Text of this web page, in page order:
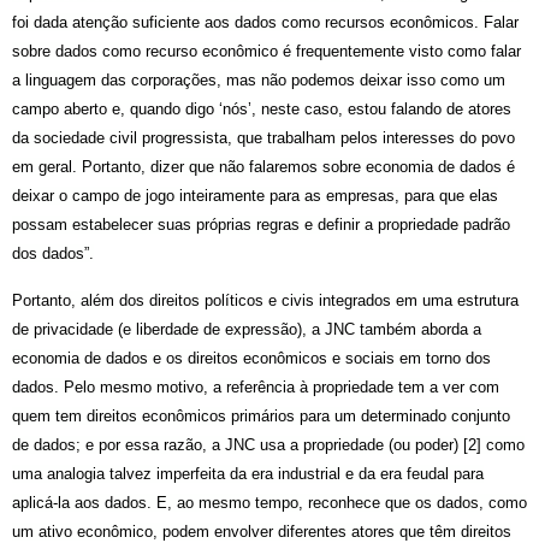
foi dada atenção suficiente aos dados como recursos econômicos. Falar
sobre dados como recurso econômico é frequentemente visto como falar
a linguagem das corporações, mas não podemos deixar isso como um
campo aberto e, quando digo ‘nós’, neste caso, estou falando de atores
da sociedade civil progressista, que trabalham pelos interesses do povo
em geral. Portanto, dizer que não falaremos sobre economia de dados é
deixar o campo de jogo inteiramente para as empresas, para que elas
possam estabelecer suas próprias regras e definir a propriedade padrão
dos dados”.
Portanto, além dos direitos políticos e civis integrados em uma estrutura
de privacidade (e liberdade de expressão), a JNC também aborda a
economia de dados e os direitos econômicos e sociais em torno dos
dados. Pelo mesmo motivo, a referência à propriedade tem a ver com
quem tem direitos econômicos primários para um determinado conjunto
de dados; e por essa razão, a JNC usa a propriedade (ou poder) [2] como
uma analogia talvez imperfeita da era industrial e da era feudal para
aplicá-la aos dados. E, ao mesmo tempo, reconhece que os dados, como
um ativo econômico, podem envolver diferentes atores que têm direitos